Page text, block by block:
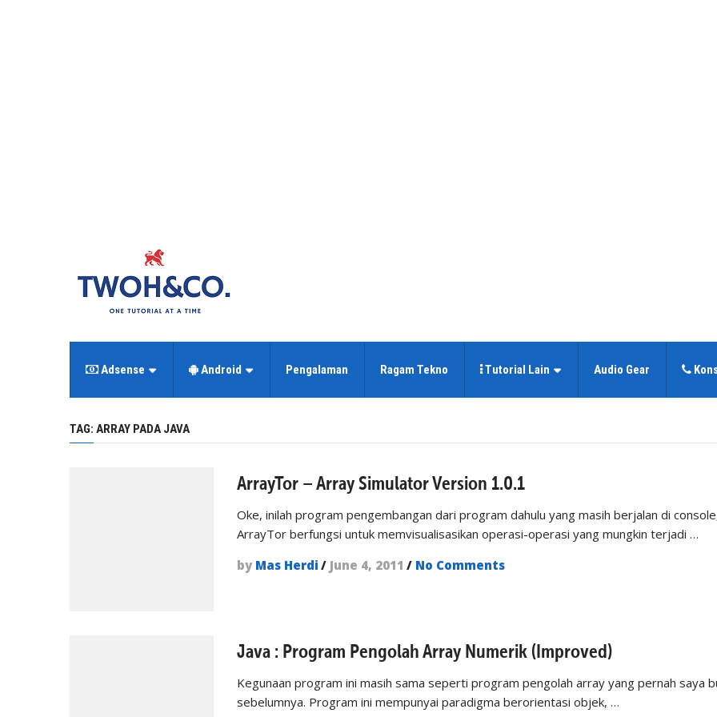
Adsense Android Pengalaman Ragam Tekno Tutorial Lain Audio Gear
TAG: ARRAY PADA JAVA
ArrayTor – Array Simulator Version 1.0.1
Oke, inilah program pengembangan dari program dahulu yang masih berjalan di
ArrayTor berfungsi untuk memvisualisasikan operasi-operasi yang mungkin terjadi …
by Mas Herdi / June 4, 2011 / No Comments
Java : Program Pengolah Array Numerik (Improved)
Kegunaan program ini masih sama seperti program pengolah array yang pernah saya
sebelumnya. Program ini mempunyai paradigma berorientasi objek, …